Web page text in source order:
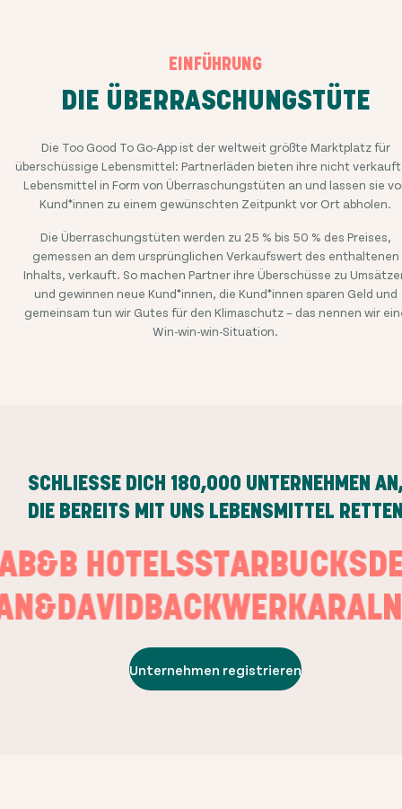
EINFÜHRUNG
DIE ÜBERRASCHUNGSTÜTE
Die Too Good To Go-App ist der weltweit größte Marktplatz für
überschüssige Lebensmittel: Partnerläden bieten ihre nicht
Lebensmittel in Form von Überraschungstüten an und lassen sie
Kund*innen zu einem gewünschten Zeitpunkt vor Ort abholen.
Die Überraschungstüten werden zu 25 % bis 50 % des Preises,
gemessen an dem ursprünglichen Verkaufswert des enthaltenen
Inhalts, verkauft. So machen Partner ihre Überschüsse zu
und gewinnen neue Kund*innen, die Kund*innen sparen Geld und
gemeinsam tun wir Gutes für den Klimaschutz – das nennen wir
Win-win-win-Situation.
SCHLIESSE DICH 180,000 UNTERNEHMEN
DIE BEREITS MIT UNS LEBENSMITTEL
B&B HOTELS STARBUCKS
BACKWERKARAL
Unternehmen registrieren